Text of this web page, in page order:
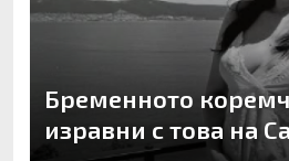
Бременното
изравни с това на